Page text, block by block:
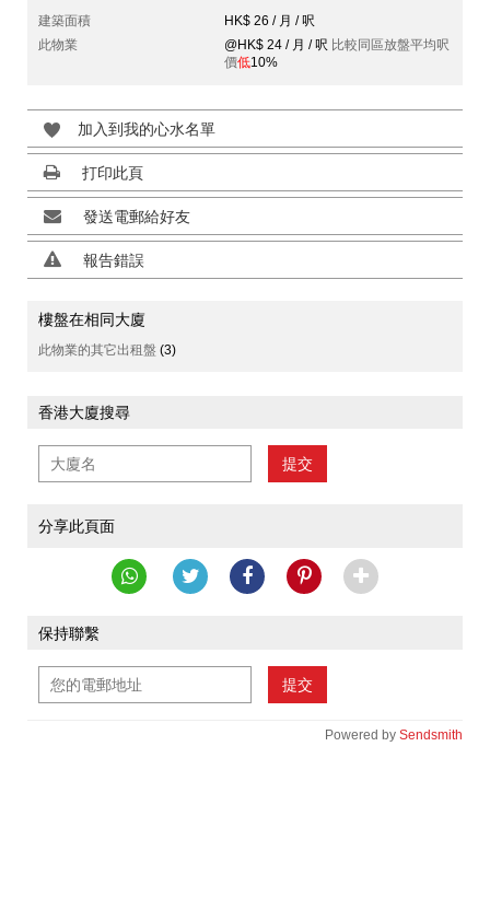
建築面積
HK$ 26 / 月 / 呎
此物業
@HK$ 24 / 月 / 呎 比較同區放盤平均呎
價低10%
加入到我的心水名單
打印此頁
發送電郵給好友
報告錯誤
樓盤在相同大廈
此物業的其它出租盤 (3)
香港大廈搜尋
提交
分享此頁面
保持聯繫
提交
Powered by Sendsmith